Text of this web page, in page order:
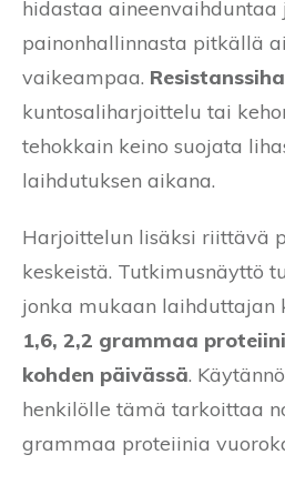
hidastaa aineenvaihduntaa
painonhallinnasta pitkällä
vaikeampaa.
kuntosaliharjoittelu tai
tehokkain keino suojata
laihdutuksen aikana.
Harjoittelun lisäksi riittävä
keskeistä. Tutkimusnäyttö
jonka mukaan laihduttajan
1,6, 2,2 grammaa
kohden päivässä.
henkilölle tämä tarkoittaa
grammaa proteiinia